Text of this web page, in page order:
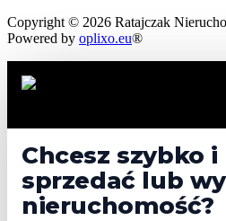
Copyright © 2026 Ratajczak
Powered by oplixo.eu®
Chcesz szybko
sprzedać lub
nieruchomość?